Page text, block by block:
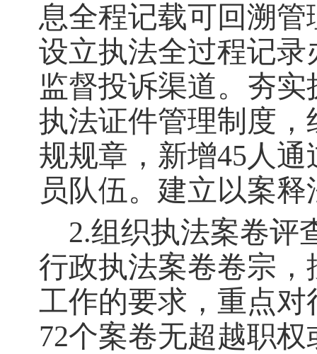
息全程记载可回溯
设立执法全过程记
监督投诉渠道。夯
执法证件管理制度
规规章，新增45人
员队伍。建立以案
2.组织执法案卷评
行政执法案卷卷宗
工作的要求，重点
72个案卷无超越职